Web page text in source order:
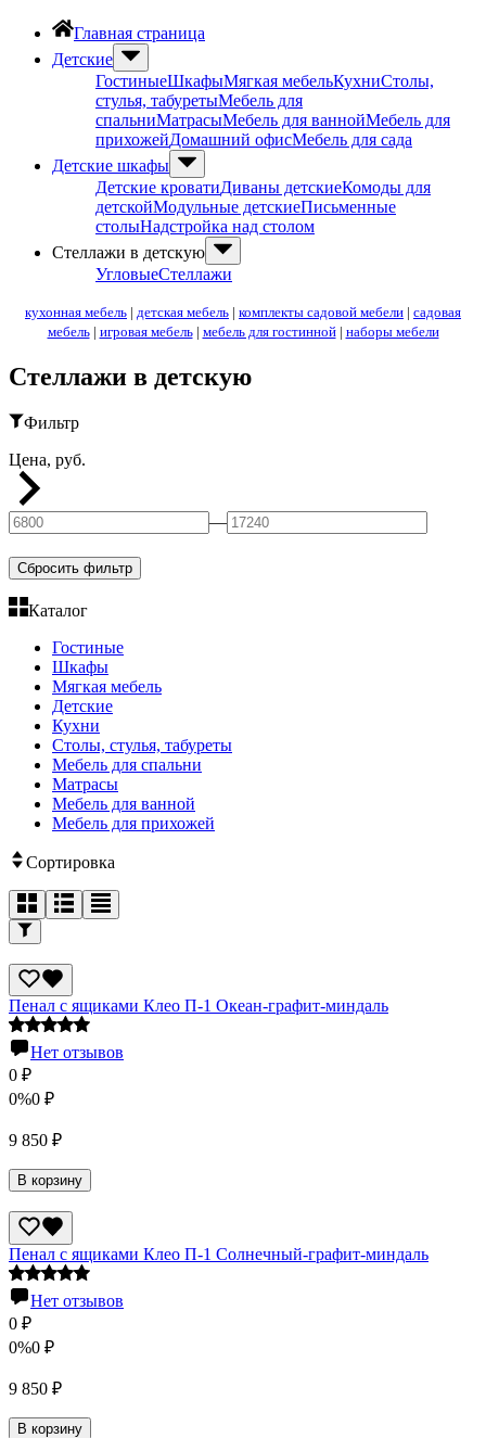
Главная страница
Детские
ГостиныеШкафыМягкая мебельКухниСтолы,
стулья, табуретыМебель для
спальниМатрасыМебель для ваннойМебель для
прихожейДомашний офисМебель для сада
Детские шкафы
Детские кроватиДиваны детскиеКомоды для
детскойМодульные детскиеПисьменные
столыНадстройка над столом
Стеллажи в детскую
УгловыеСтеллажи
кухонная мебель | детская мебель | комплекты садовой мебели | садовая
мебель| игровая мебель| мебель для гостинной| наборы мебели
Стеллажи в детскую
Фильтр
Цена, руб.
—
Сбросить фильтр
Каталог
Гостиные
Шкафы
Мягкая мебель
Детские
Кухни
Столы, стулья, табуреты
Мебель для спальни
Матрасы
Мебель для ванной
Мебель для прихожей
Сортировка
Пенал с ящиками Клео П-1 Океан-графит-миндаль
Нет отзывов
0 ₽
0%0 ₽
9 850 ₽
В корзину
Пенал с ящиками Клео П-1 Солнечный-графит-миндаль
Нет отзывов
0 ₽
0%0 ₽
9 850 ₽
В корзину